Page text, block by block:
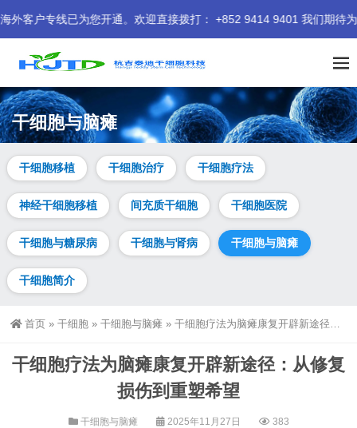
为您开通。欢迎直接拨打： +852 9414 9401 我们期待为您服务。
干细胞与脑瘫
干细胞移植 干细胞治疗 干细胞疗法
神经干细胞移植 间充质干细胞 干细胞医院
干细胞与糖尿病 干细胞与肾病 干细胞与脑瘫
干细胞简介
首页 » 干细胞 » 干细胞与脑瘫 » 干细胞疗法为脑瘫康复开辟新途径：从修复损伤到重塑希望
干细胞疗法为脑瘫康复开辟新途径：从修复
损伤到重塑希望
干细胞与脑瘫 2025年11月27日 383